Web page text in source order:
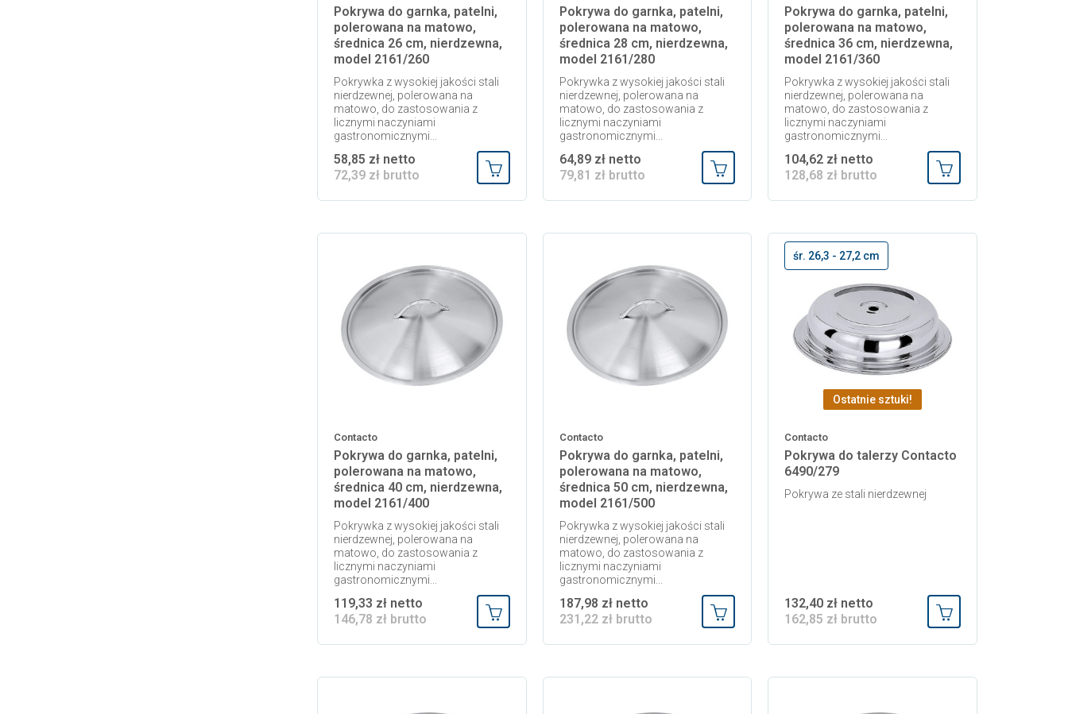
Pokrywa do garnka, patelni,
polerowana na matowo,
średnica 26 cm, nierdzewna,
model 2161/260
Pokrywka z wysokiej jakości stali
nierdzewnej, polerowana na
matowo, do zastosowania z
licznymi naczyniami
gastronomicznymi...
58,85 zł netto
72,39 zł brutto
Pokrywa do garnka, patelni,
polerowana na matowo,
średnica 28 cm, nierdzewna,
model 2161/280
Pokrywka z wysokiej jakości stali
nierdzewnej, polerowana na
matowo, do zastosowania z
licznymi naczyniami
gastronomicznymi...
64,89 zł netto
79,81 zł brutto
Pokrywa do garnka, patelni,
polerowana na matowo,
średnica 36 cm, nierdzewna,
model 2161/360
Pokrywka z wysokiej jakości stali
nierdzewnej, polerowana na
matowo, do zastosowania z
licznymi naczyniami
gastronomicznymi...
104,62 zł netto
128,68 zł brutto
Contacto
Pokrywa do garnka, patelni,
polerowana na matowo,
średnica 40 cm, nierdzewna,
model 2161/400
Pokrywka z wysokiej jakości stali
nierdzewnej, polerowana na
matowo, do zastosowania z
licznymi naczyniami
gastronomicznymi...
119,33 zł netto
146,78 zł brutto
Contacto
Pokrywa do garnka, patelni,
polerowana na matowo,
średnica 50 cm, nierdzewna,
model 2161/500
Pokrywka z wysokiej jakości stali
nierdzewnej, polerowana na
matowo, do zastosowania z
licznymi naczyniami
gastronomicznymi...
187,98 zł netto
231,22 zł brutto
śr. 26,3 - 27,2 cm
Ostatnie sztuki!
Contacto
Pokrywa do talerzy Contacto
6490/279
Pokrywa ze stali nierdzewnej
132,40 zł netto
162,85 zł brutto